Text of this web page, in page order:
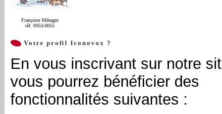
Françoise Ménager
réf. 0053-0055
Votre profil Iconovox ?
En vous inscrivant sur notre
vous pourrez bénéficier des
fonctionnalités suivantes :